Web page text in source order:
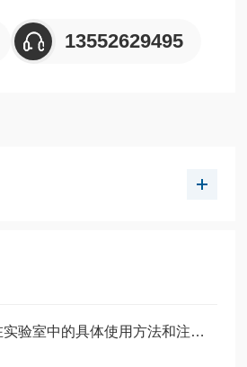
13552629495
超低温冰箱记录仪在实验室中的具体使用方法和注意事项